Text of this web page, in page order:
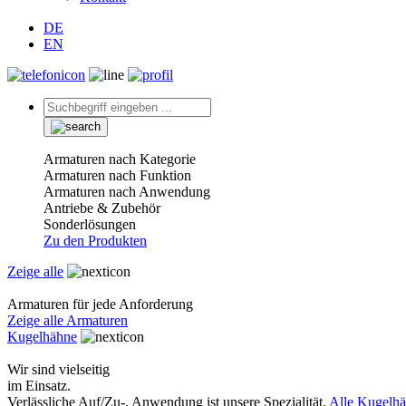
DE
EN
Armaturen nach Kategorie
Armaturen nach Funktion
Armaturen nach Anwendung
Antriebe & Zubehör
Sonderlösungen
Zu den Produkten
Zeige alle
Armaturen für jede Anforderung
Zeige alle Armaturen
Kugelhähne
Wir sind vielseitig
im Einsatz.
Verlässliche Auf/Zu-, Anwendung ist unsere Spezialität. Alle